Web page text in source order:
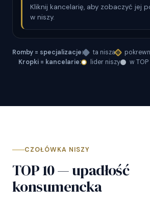
Kliknij kancelarię, aby zobaczyć jej
w niszy.
Romby = specjalizacje: ta nisza
Kropki = kancelarie:
lider niszy w TOP
CZOŁÓWKA NISZY
TOP 10 — upadłość
konsumencka